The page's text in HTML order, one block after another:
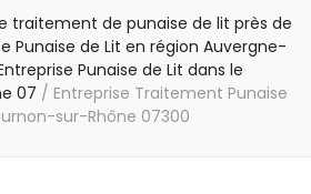
traitement de punaise de lit près de
Punaise de Lit en région Auvergne-
Punaise de Lit dans le
07 / Entreprise Traitement Punaise
sur-Rhône 07300